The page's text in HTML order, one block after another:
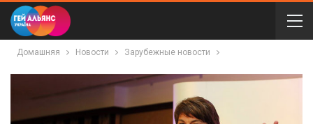
Домашняя Новости Зарубежные новости